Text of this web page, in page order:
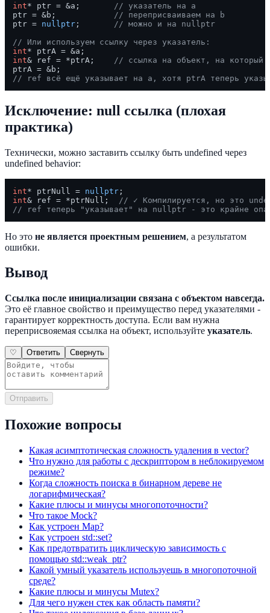
int* ptr = &a;
// указатель на a
ptr = &b;
// переприсваиваем на b
ptr = nullptr ;
// можно и на nullptr
// Или используем ссылку через указатель:
int
int& ref = *ptrA;
// ссылка на объект, на который
// ref всё ещё указывает на a, хотя ptrA теперь
Исключение: null ссылка (плохая
практика)
Технически, можно заставить ссылку быть undefined через
undefined behavior:
int* ptrNull = nullptr
int& ref = *ptrNull;
// ✓ Компилируется, но это
// ref теперь "указывает" на nullptr - это крайне
Но это не является проектным решением, а результатом
ошибки.
Вывод
Ссылка после инициализации связана с объектом навсегда.
Это её главное свойство и преимущество перед указателями -
гарантирует корректность доступа. Если вам нужна
переприсвояемая ссылка на объект, используйте указатель.
♡ Ответить Свернуть
Отправить
Похожие вопросы
Какая асимптотическая сложность удаления в vector?
Что нужно для работы с дескриптором в неблокируемом
режиме?
Когда сложность поиска в бинарном дереве не
логарифмическая?
Какие плюсы и минусы многопоточности?
Что такое Mock?
Как устроен Map?
Как устроен std::set?
Как предотвратить циклическую зависимость с
помощью std::weak_ptr?
Какой умный указатель используешь в многопоточной
среде?
Какие плюсы и минусы Mutex?
Для чего нужен стек как область памяти?